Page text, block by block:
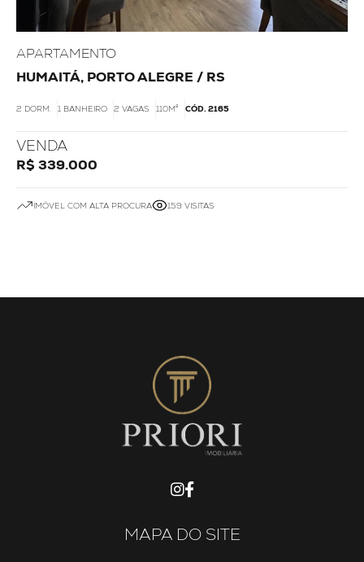
APARTAMENTO
HUMAITÁ, PORTO ALEGRE / RS
2 DORM. 1 BANHEIRO 2 VAGAS 110M² CÓD. 2165
VENDA
R$ 339.000
IMÓVEL COM ALTA PROCURA 159 VISITAS
MAPA DO SITE